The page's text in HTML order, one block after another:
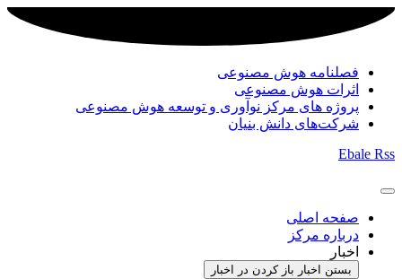
فصلنامه هوش مصنوعی
اثرات هوش مصنوعی
پروژه های مرکز نوآوری و توسعه هوش مصنوعی
شرکت‌های دانش بنیان
Ebale Rss
صفحه اصلی
درباره مرکز
اخبار
بستن اخبار باز کردن در اخبار